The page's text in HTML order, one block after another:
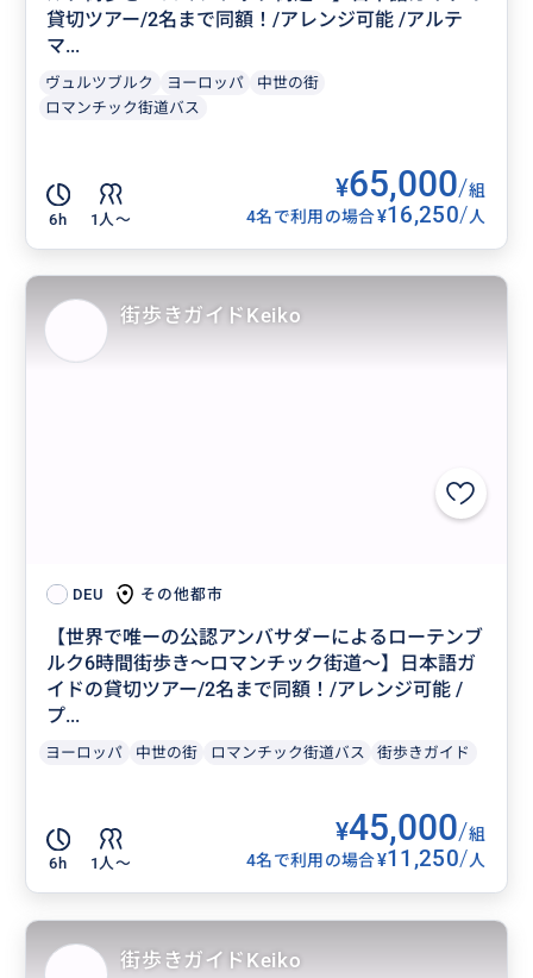
貸切ツアー/2名まで同額！/アレンジ可能 /アルテ
マ...
ヴュルツブルク ヨーロッパ
中世の街
ロマンチック街道バス
6h 1人〜
¥65,000/組
4名で利用の場合¥16,250/人
DEU その他都市
【世界で唯ーの公認アンバサダーによるローテンブ
ルク6時間街歩き〜ロマンチック街道〜】日本語ガ
イドの貸切ツアー/2名まで同額！/アレンジ可能 /
プ...
ヨーロッパ 中世の街 ロマンチック街道バス 街歩きガイド
6h 1人〜
¥45,000/組
4名で利用の場合¥11,250/人
街歩きガイドKeiko
街歩きガイドKeiko